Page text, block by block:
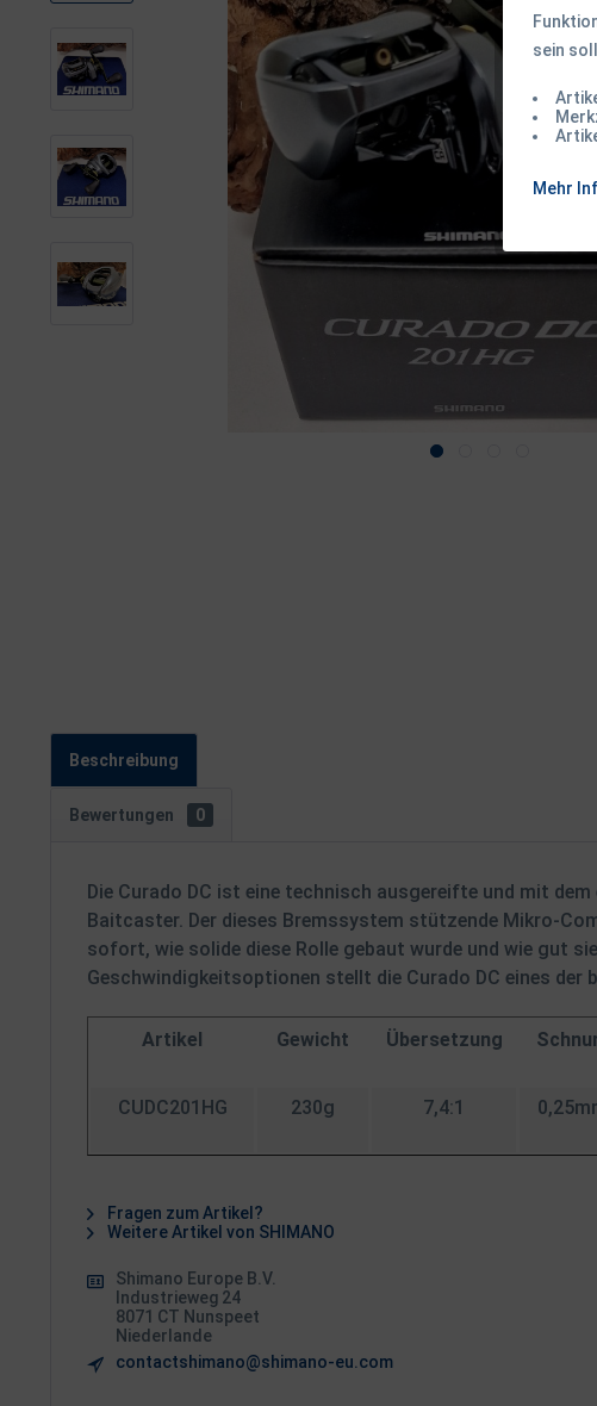
Beschreibung
Bewertungen 0
Die Curado DC ist eine technisch ausgereifte und mit
Baitcaster. Der dieses Bremssystem stützende Mikro-
sofort, wie solide diese Rolle gebaut wurde und wie gut
Geschwindigkeitsoptionen stellt die Curado DC eines
Artikel Gewicht Übersetzung
CUDC201HG 230g 7,4:1
Fragen zum Artikel?
Weitere Artikel von SHIMANO
Shimano Europe B.V.
Industrieweg 24
8071 CT Nunspeet
Niederlande
contactshimano@shimano-eu.com
sein
Mehr